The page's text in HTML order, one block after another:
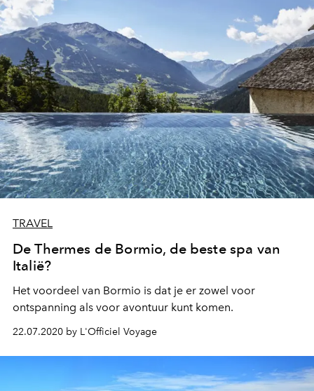
TRAVEL
De Thermes de Bormio, de beste spa van
Italië?
Het voordeel van Bormio is dat je er zowel voor
ontspanning als voor avontuur kunt komen.
22.07.2020 by L'Officiel Voyage